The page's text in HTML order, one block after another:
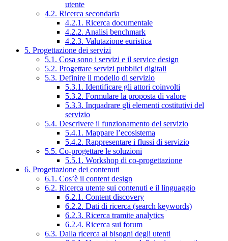
utente
4.2. Ricerca secondaria
4.2.1. Ricerca documentale
4.2.2. Analisi benchmark
4.2.3. Valutazione euristica
5. Progettazione dei servizi
5.1. Cosa sono i servizi e il service design
5.2. Progettare servizi pubblici digitali
5.3. Definire il modello di servizio
5.3.1. Identificare gli attori coinvolti
5.3.2. Formulare la proposta di valore
5.3.3. Inquadrare gli elementi costitutivi del
servizio
5.4. Descrivere il funzionamento del servizio
5.4.1. Mappare l’ecosistema
5.4.2. Rappresentare i flussi di servizio
5.5. Co-progettare le soluzioni
5.5.1. Workshop di co-progettazione
6. Progettazione dei contenuti
6.1. Cos’è il content design
6.2. Ricerca utente sui contenuti e il linguaggio
6.2.1. Content discovery
6.2.2. Dati di ricerca (search keywords)
6.2.3. Ricerca tramite analytics
6.2.4. Ricerca sui forum
6.3. Dalla ricerca ai bisogni degli utenti